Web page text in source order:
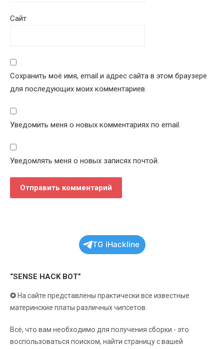
Сайт
Сохранить моё имя, email и адрес сайта в этом браузере
для последующих моих комментариев.
Уведомить меня о новых комментариях по email.
Уведомлять меня о новых записях почтой.
TG iHackline
“SENSE HACK BOT”
✪ На сайте представлены практически все известные
материнские платы различных чипсетов.
Всё, что вам необходимо для получения сборки - это
воспользоваться поиском, найти страницу с вашей